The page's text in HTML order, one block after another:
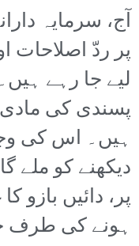
آج، سرمایہ
پر ردّ اصلاحات
لیے جا رہے
پسندی کی
ہیں۔ اس کی
دیکھنے کو
پر، دائیں بازو
ہونے کی طرف